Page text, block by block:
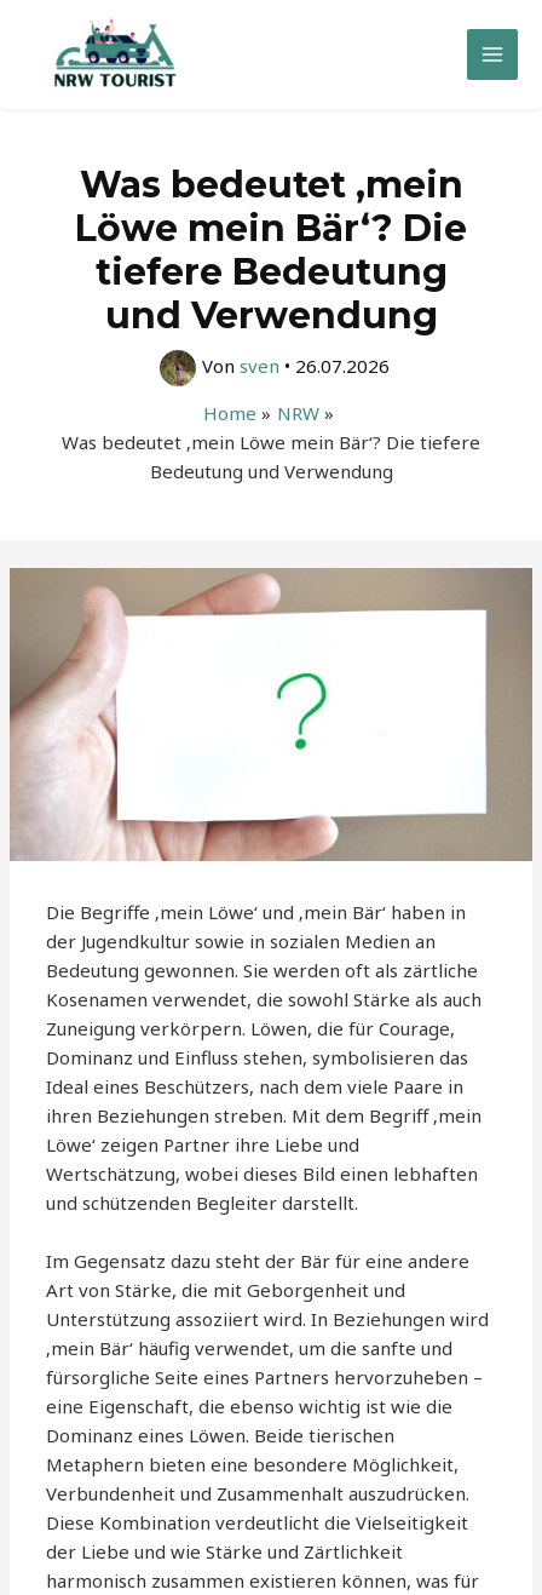
springen
Main
Was bedeutet ‚mein
Löwe mein Bär‘? Die
tiefere Bedeutung
und Verwendung
Von sven • 26.07.2026
Home
NRW
Was bedeutet ‚mein Löwe mein Bär‘? Die tiefere
Bedeutung und Verwendung
Die Begriffe ‚mein Löwe‘ und ‚mein Bär‘ haben in
der Jugendkultur sowie in sozialen Medien an
Bedeutung gewonnen. Sie werden oft als zärtliche
Kosenamen verwendet, die sowohl Stärke als auch
Zuneigung verkörpern. Löwen, die für Courage,
Dominanz und Einfluss stehen, symbolisieren das
Ideal eines Beschützers, nach dem viele Paare in
ihren Beziehungen streben. Mit dem Begriff ‚mein
Löwe‘ zeigen Partner ihre Liebe und
Wertschätzung, wobei dieses Bild einen lebhaften
und schützenden Begleiter darstellt.
Im Gegensatz dazu steht der Bär für eine andere
Art von Stärke, die mit Geborgenheit und
Unterstützung assoziiert wird. In Beziehungen wird
‚mein Bär‘ häufig verwendet, um die sanfte und
fürsorgliche Seite eines Partners hervorzuheben –
eine Eigenschaft, die ebenso wichtig ist wie die
Dominanz eines Löwen. Beide tierischen
Metaphern bieten eine besondere Möglichkeit,
Verbundenheit und Zusammenhalt auszudrücken.
Diese Kombination verdeutlicht die Vielseitigkeit
der Liebe und wie Stärke und Zärtlichkeit
harmonisch zusammen existieren können, was für